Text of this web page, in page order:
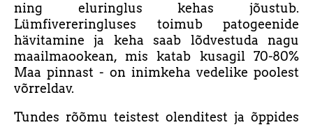
ning eluringlus kehas jõustub.
Lümfivereringluses toimub patogeenide
hävitamine ja keha saab lõdvestuda nagu
maailmaookean, mis katab kusagil 70-80%
Maa pinnast - on inimkeha vedelike poolest
võrreldav.
Tundes rõõmu teistest olenditest ja õppides